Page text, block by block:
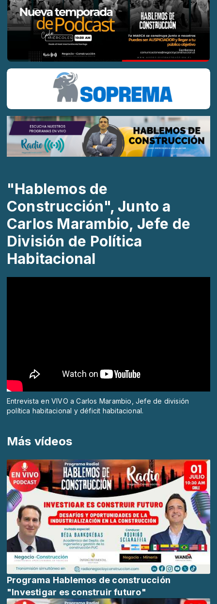
"Hablemos de
Construcción", Junto a
Carlos Marambio, Jefe de
División de Política
Habitacional
Más vídeos
Programa Hablemos de construcción
"Investigar es construir futuro"
Entrevista en VIVO a Carlos Marambio, Jefe de división
política habitacional y déficit habitacional.